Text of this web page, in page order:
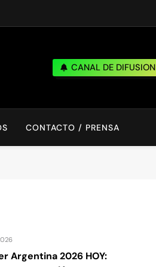
CANAL DE DIFUSION
CONTACTO / PRENSA
Argentina 2026 HOY: